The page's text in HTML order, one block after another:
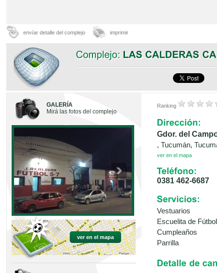
envíar detalle del complejo imprimir
GALERÍA
Mirá las fotos del complejo
ver en el mapa
Ranking
Gdor. del
, Tucumán,
ver en el mapa
0381 462-6687
Vestuarios
Escuelita de Fútbol
Cumpleaños
Parrilla